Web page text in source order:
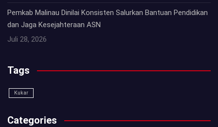
Pemkab Malinau Dinilai Konsisten Salurkan Bantuan Pendidikan
dan Jaga Kesejahteraan ASN
Juli 28, 2026
Tags
Kukar
Categories